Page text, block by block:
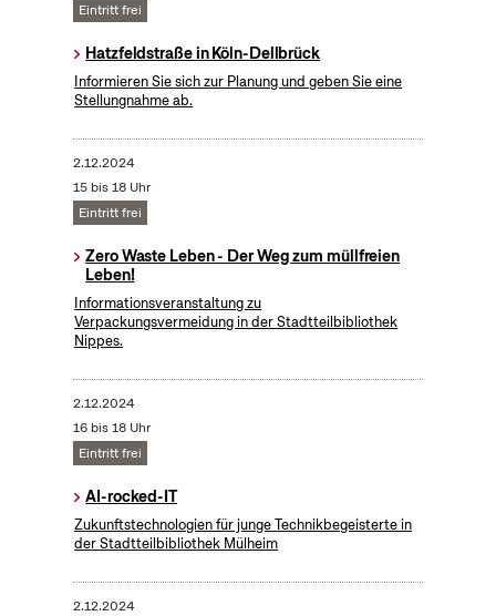
Eintritt frei
Hatzfeldstraße in Köln-Dellbrück
Informieren Sie sich zur Planung und geben Sie eine
Stellungnahme ab.
2.12.2024
15 bis 18 Uhr
Eintritt frei
Zero Waste Leben - Der Weg zum müllfreien
Leben!
Informationsveranstaltung zu
Verpackungsvermeidung in der Stadtteilbibliothek
Nippes.
2.12.2024
16 bis 18 Uhr
Eintritt frei
AI-rocked-IT
Zukunftstechnologien für junge Technikbegeisterte in
der Stadtteilbibliothek Mülheim
2.12.2024